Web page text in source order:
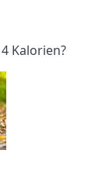
Kalorien?